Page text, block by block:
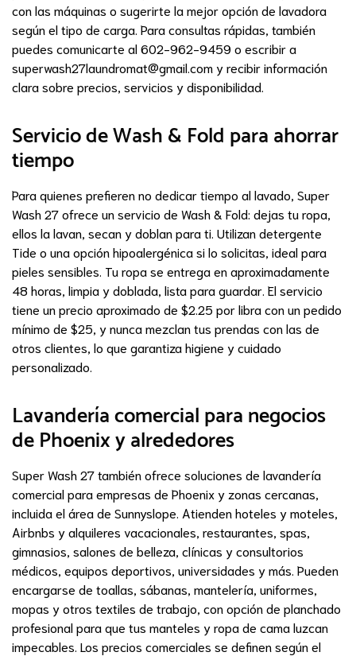
con las máquinas o sugerirte la mejor opción de lavadora
según el tipo de carga. Para consultas rápidas, también
puedes comunicarte al 602-962-9459 o escribir a
superwash27laundromat@gmail.com y recibir información
clara sobre precios, servicios y disponibilidad.
Servicio de Wash & Fold para ahorrar
tiempo
Para quienes prefieren no dedicar tiempo al lavado, Super
Wash 27 ofrece un servicio de Wash & Fold: dejas tu ropa,
ellos la lavan, secan y doblan para ti. Utilizan detergente
Tide o una opción hipoalergénica si lo solicitas, ideal para
pieles sensibles. Tu ropa se entrega en aproximadamente
48 horas, limpia y doblada, lista para guardar. El servicio
tiene un precio aproximado de $2.25 por libra con un pedido
mínimo de $25, y nunca mezclan tus prendas con las de
otros clientes, lo que garantiza higiene y cuidado
personalizado.
Lavandería comercial para negocios
de Phoenix y alrededores
Super Wash 27 también ofrece soluciones de lavandería
comercial para empresas de Phoenix y zonas cercanas,
incluida el área de Sunnyslope. Atienden hoteles y moteles,
Airbnbs y alquileres vacacionales, restaurantes, spas,
gimnasios, salones de belleza, clínicas y consultorios
médicos, equipos deportivos, universidades y más. Pueden
encargarse de toallas, sábanas, mantelería, uniformes,
mopas y otros textiles de trabajo, con opción de planchado
profesional para que tus manteles y ropa de cama luzcan
impecables. Los precios comerciales se definen según el